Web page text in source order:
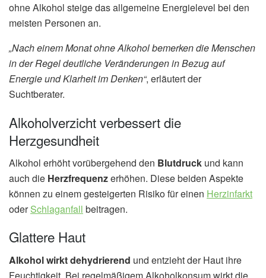
ohne Alkohol steige das allgemeine Energielevel bei den
meisten Personen an.
„Nach einem Monat ohne Alkohol bemerken die Menschen
in der Regel deutliche Veränderungen in Bezug auf
Energie und Klarheit im Denken“, erläutert der
Suchtberater.
Alkoholverzicht verbessert die
Herzgesundheit
Alkohol erhöht vorübergehend den Blutdruck und kann
auch die Herzfrequenzerhöhen. Diese beiden Aspekte
können zu einem gesteigerten Risiko für einen Herzinfarkt
oderSchlaganfall beitragen.
Glattere Haut
Alkohol wirkt dehydrierend und entzieht der Haut ihre
Feuchtigkeit. Bei regelmäßigem Alkoholkonsum wirkt die